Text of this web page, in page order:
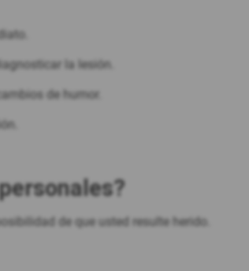
la lesión.
de humor.
de que usted resulte herido.